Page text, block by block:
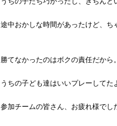
途中おかしな時間があったけど、ち
勝てなかったのはボクの責任だから
うちの子ども達はいいプレーしてた
参加チームの皆さん、お疲れ様でし